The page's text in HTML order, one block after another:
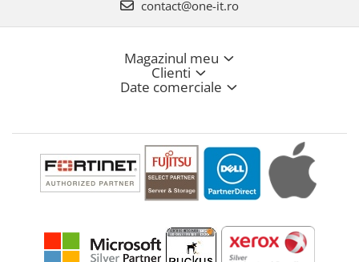
contact@one-it.ro
Magazinul meu
Clienti
Date comerciale